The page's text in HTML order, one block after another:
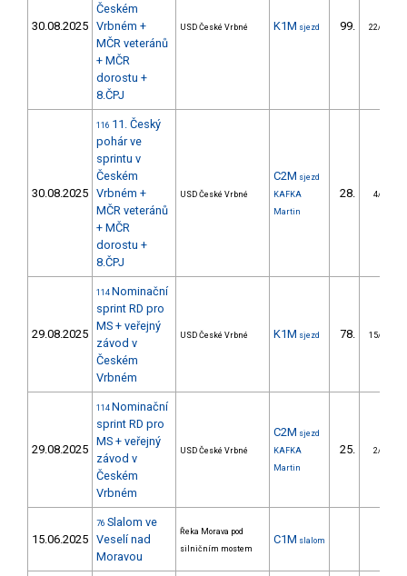
30.08.2025
Českém
Vrbném +
MČR veteránů
+ MČR
dorostu +
8.ČPJ
USD České Vrbné K1M sjezd 99. 22/DM
30.08.2025
116 11. Český
pohár ve
sprintu v
Českém
Vrbném +
MČR veteránů
+ MČR
dorostu +
8.ČPJ
USD České Vrbné
C2M sjezd
KAFKA
Martin
28. 4/DM
29.08.2025
114 Nominační
sprint RD pro
MS + veřejný
závod v
Českém
Vrbném
USD České Vrbné K1M sjezd 78. 15/DM
29.08.2025
114 Nominační
sprint RD pro
MS + veřejný
závod v
Českém
Vrbném
USD České Vrbné
C2M sjezd
KAFKA
Martin
25. 2/DM
15.06.2025
76 Slalom ve
Veselí nad
Moravou
Řeka Morava pod
silničním mostem
C1M slalom